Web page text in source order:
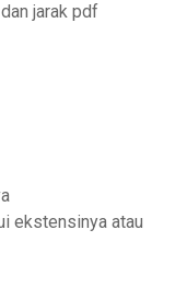
jarak pdf
ekstensinya atau